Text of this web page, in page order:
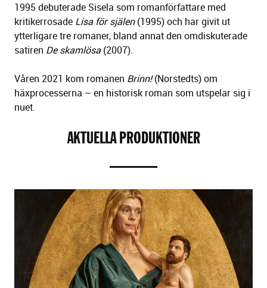
1995 debuterade Sisela som romanförfattare med
kritikerrosade Lisa för själen(1995) och har givit ut
ytterligare tre romaner, bland annat den omdiskuterade
satiren De skamlösa(2007).
Våren 2021 kom romanen Brinn!(Norstedts) om
häxprocesserna – en historisk roman som utspelar sig i
nuet.
AKTUELLA PRODUKTIONER